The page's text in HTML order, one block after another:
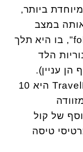
ביותר,
במצב
", בו היא תלך
הלד
הן עניין).
היא 10
של קול
טיסה